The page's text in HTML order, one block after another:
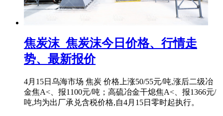
焦炭沫_焦炭沫今日价格、行情走
势、最新报价
4月15日乌海市场 焦炭 价格上涨50/55元/吨,涨后二级冶
金焦A<、报1100元/吨；高硫冶金干熄焦A<、报1366元/
吨,均为出厂承兑含税价格,自4月15日零时起执行。